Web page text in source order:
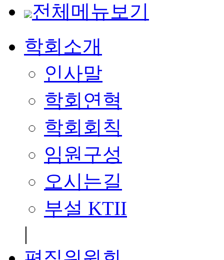
전체메뉴보기
학회소개
인사말
학회연혁
학회회칙
임원구성
오시는길
부설 KTII
|